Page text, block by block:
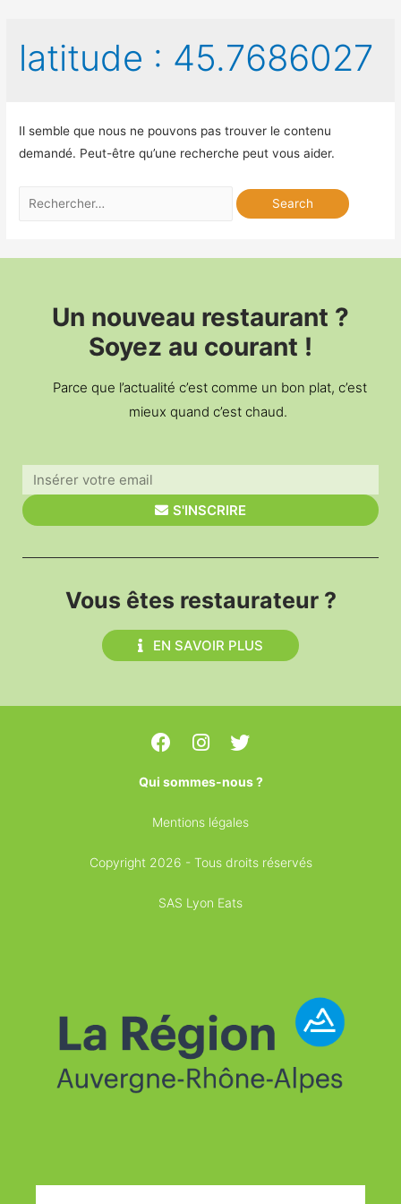
latitude : 45.7686027
Il semble que nous ne pouvons pas trouver le contenu
demandé. Peut-être qu’une recherche peut vous aider.
Un nouveau restaurant ?
Soyez au courant !
Parce que l’actualité c’est comme un bon plat, c’est
mieux quand c’est chaud.
S'INSCRIRE
Vous êtes restaurateur ?
EN SAVOIR PLUS
Qui sommes-nous ?
Mentions légales
Copyright 2026 - Tous droits réservés
SAS Lyon Eats